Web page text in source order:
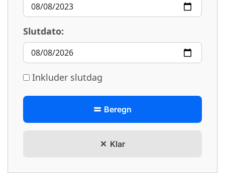
Slutdato:
Inkluder slutdag
Beregn
Klar